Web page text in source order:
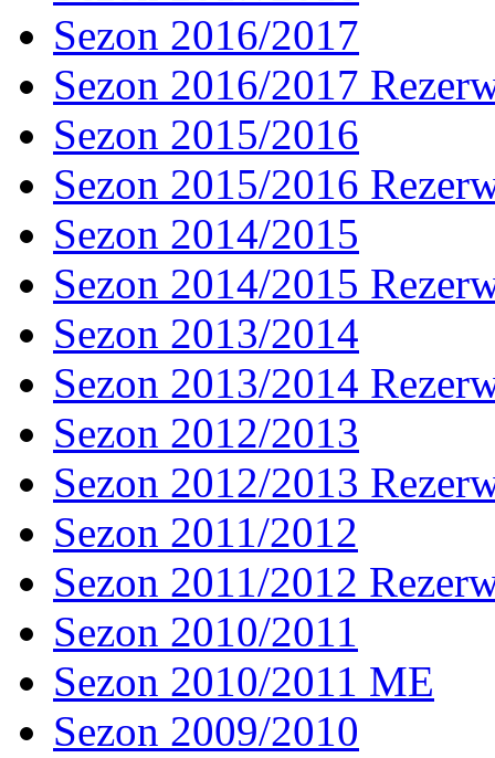
Sezon 2016/2017
Sezon 2016/2017
Sezon 2015/2016
Sezon 2015/2016
Sezon 2014/2015
Sezon 2014/2015
Sezon 2013/2014
Sezon 2013/2014
Sezon 2012/2013
Sezon 2012/2013
Sezon 2011/2012
Sezon 2011/2012
Sezon 2010/2011
Sezon 2010/2011 ME
Sezon 2009/2010